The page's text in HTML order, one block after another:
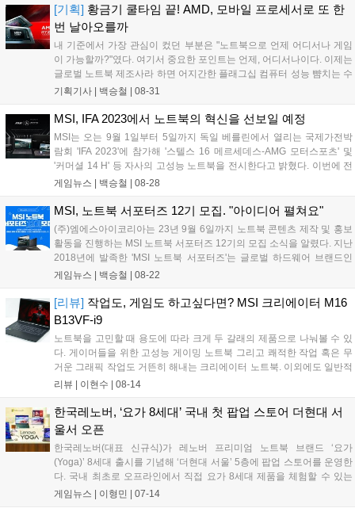
정신, 기술 세 가지를 공유하는 느낌이랄까....
[기획] 황금기 쿨타임 끝! AMD, 모바일 프로세서로 또 한
번 날아오를까
내 기준에서 가장 관심이 컸던 부분은 "노트북으로 언제 어디서나 게임
이 가능할까?"였다. 여기서 중요한 포인트는 언제, 어디서나이다. 이제는
글로벌 노트북 제조사라 하면 어지간한 플래그십 컴퓨터 성능 뺨치는 수
준의 제품들은 한두 개씩 갖고 있는 세상이지만, 제아무리 가벼워도 2kg
때문이다. 컴퓨터와 다르게 노트북은 생각해야 할 것들이 많다. 휴대용
펙인 분야다. 일반적으로 다른 분야에는 모든 면에서 완벽한 상위 호환
의 제품이 존재하는 편이지만, 노트북 시장에는 그런 게 잘 없다. 흑백으
로 구분하면 성능은 비교적 아쉽지만 휴대성이 좋거나, AAA 급 게임을
즐길 수 있을 정도로 사양이 빵빵하지만 어디에나 들고 다니긴 다소 부
이루었거나. 아무리 가격이 비싸도 어떤 자리에나 들고 갈 정도로 가볍
고, 누구나 만족을 느낄 만큼의 빵빵한 성능을 자랑하는 노트북은 아직
없다....
기획기사 | 백승철 | 08-31
MSI, IFA 2023에서 노트북의 혁신을 선보일 예정
MSI는 오는 9월 1일부터 5일까지 독일 베를린에서 열리는 국제가전박
람회 'IFA 2023'에 참가해 '스텔스 16 메르세데스-AMG 모터스포츠' 및
'커머셜 14 H' 등 자사의 고성능 노트북을 전시한다고 밝혔다. 이번에 전
시되는 '스텔스 16 메르세데스-AMG 모터스포츠'는 MSI와 메르세데스-
텔 코어 i9 프로세서와 엔비디아 지포스 RTX 4070 그래픽, 4K OLED 패
게임뉴스 | 백승철 | 08-28
MSI, 노트북 서포터즈 12기 모집. "아이디어 펼쳐요"
(주)엠에스아이코리아는 23년 9월 6일까지 노트북 콘텐츠 제작 및 홍보
활동을 진행하는 MSI 노트북 서포터즈 12기의 모집 소식을 알렸다. 지난
2018년에 발족한 'MSI 노트북 서포터즈'는 글로벌 하드웨어 브랜드인
MSI가 운영하는 IT업계의 대표적인 대외활동 프로그램이다. IT 및 MSI
년 9월 13일(수)부터 2024년 3월 중순까지 약 6개월간 온라인 콘텐츠 제
작, 노트북 사용 후기 등의 다양한 홍보 활동을 하게 된다....
게임뉴스 | 백승철 | 08-22
[리뷰] 작업도, 게임도 하고싶다면? MSI 크리에이터 M16
B13VF-i9
노트북을 고민할 때 용도에 따라 크게 두 갈래의 제품으로 나눠볼 수 있
다. 게이머들을 위한 고성능 게이밍 노트북 그리고 쾌적한 작업 혹은 무
거운 그래픽 작업도 거뜬히 해내는 크리에이터 노트북. 이외에도 일반적
으로 소비자들에게 선보이는 컨슈머 노트북, 간단한 작업을 처리하는 비
트북을 선택할...
리뷰 | 이현수 | 08-14
한국레노버, ‘요가 8세대’ 국내 첫 팝업 스토어 더현대 서
울서 오픈
한국레노버(대표 신규식)가 레노버 프리미엄 노트북 브랜드 ‘요가
(Yoga)’ 8세대 출시를 기념해 ‘더현대 서울’ 5층에 팝업 스토어를 운영한
다. 국내 최초로 오프라인에서 직접 요가 8세대 제품을 체험할 수 있는
기회다. 오는 30일까지 마이크로소프트와의 협업을 통해 운영되는 이번
게임뉴스 | 이형민 | 07-14